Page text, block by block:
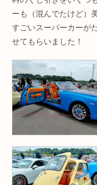
ーも（混んでたけど）
すごいスーパーカーが
せてもらいました！